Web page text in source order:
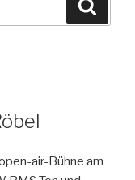
air-Bühne am